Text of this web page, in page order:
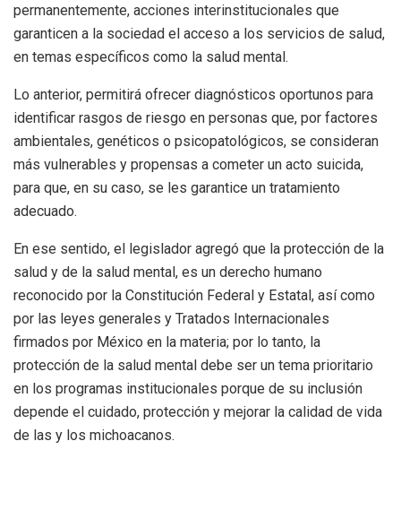
permanentemente, acciones interinstitucionales que
garanticen a la sociedad el acceso a los servicios de salud,
en temas específicos como la salud mental.
Lo anterior, permitirá ofrecer diagnósticos oportunos para
identificar rasgos de riesgo en personas que, por factores
ambientales, genéticos o psicopatológicos, se consideran
más vulnerables y propensas a cometer un acto suicida,
para que, en su caso, se les garantice un tratamiento
adecuado.
En ese sentido, el legislador agregó que la protección de la
salud y de la salud mental, es un derecho humano
reconocido por la Constitución Federal y Estatal, así como
por las leyes generales y Tratados Internacionales
firmados por México en la materia; por lo tanto, la
protección de la salud mental debe ser un tema prioritario
en los programas institucionales porque de su inclusión
depende el cuidado, protección y mejorar la calidad de vida
de las y los michoacanos.